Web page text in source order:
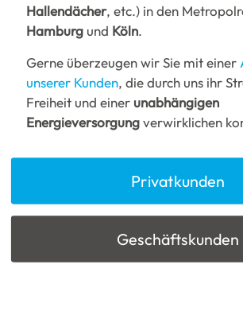
Hallendächer, etc.) in den
Hamburg und Köln.
Gerne überzeugen wir Sie mit einer
unserer Kunden, die durch uns ihr
Freiheit und einer unabhängigen
Energieversorgungverwirklichen
Privatkunden
Geschäftskunden